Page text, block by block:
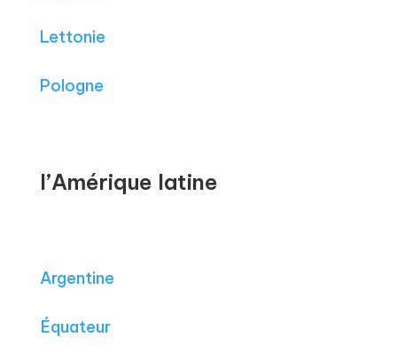
Lettonie
Pologne
l’Amérique latine
Argentine
Équateur